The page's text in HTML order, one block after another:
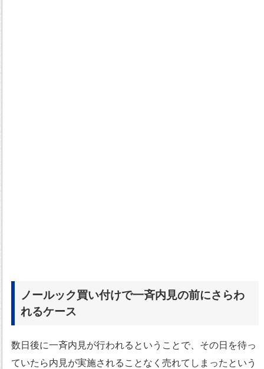
ノールック買い付けで一斉内見の前にさらわ
れるケース
数日後に一斉内見が行われるということで、その日を待っ
ていたら内見が実施されることなく売れてしまったという